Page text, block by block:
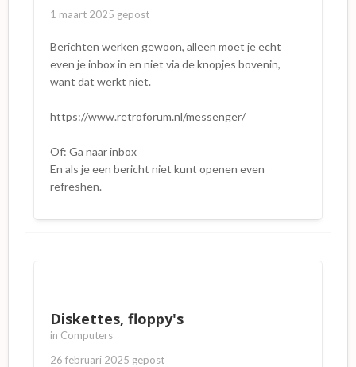
1 maart 2025 gepost
Berichten werken gewoon, alleen moet je echt
even je inbox in en niet via de knopjes bovenin,
want dat werkt niet.
https://www.retroforum.nl/messenger/
Of: Ga naar inbox
En als je een bericht niet kunt openen even
refreshen.
Diskettes, floppy's
in Computers
26 februari 2025 gepost